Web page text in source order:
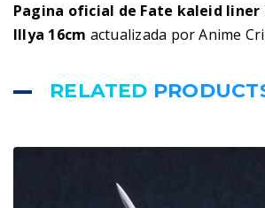
Pagina oficial de Fate kaleid liner
Illya 16cm actualizada por Anime
RELATED